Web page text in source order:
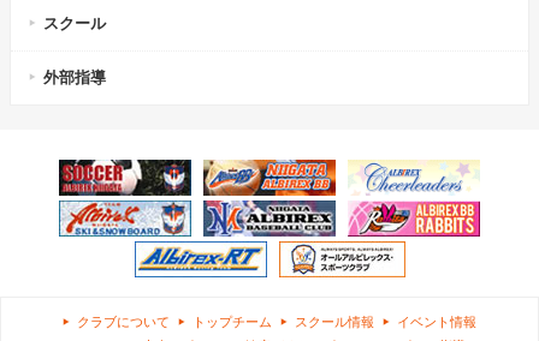
スクール
外部指導
クラブについて トップチーム スクール情報
イベント情報